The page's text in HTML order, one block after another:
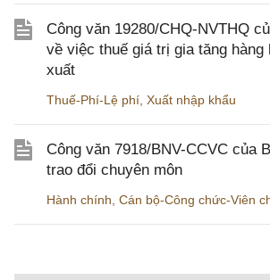
Công văn 19280/CHQ-NVTHQ
về việc thuế giá trị gia tăng hàng
xuất
Thuế-Phí-Lệ phí Xuất nhập khẩu
Công văn 7918/BNV-CCVC của
trao đổi chuyên môn
Hành chính Cán bộ-Công chức-Viên